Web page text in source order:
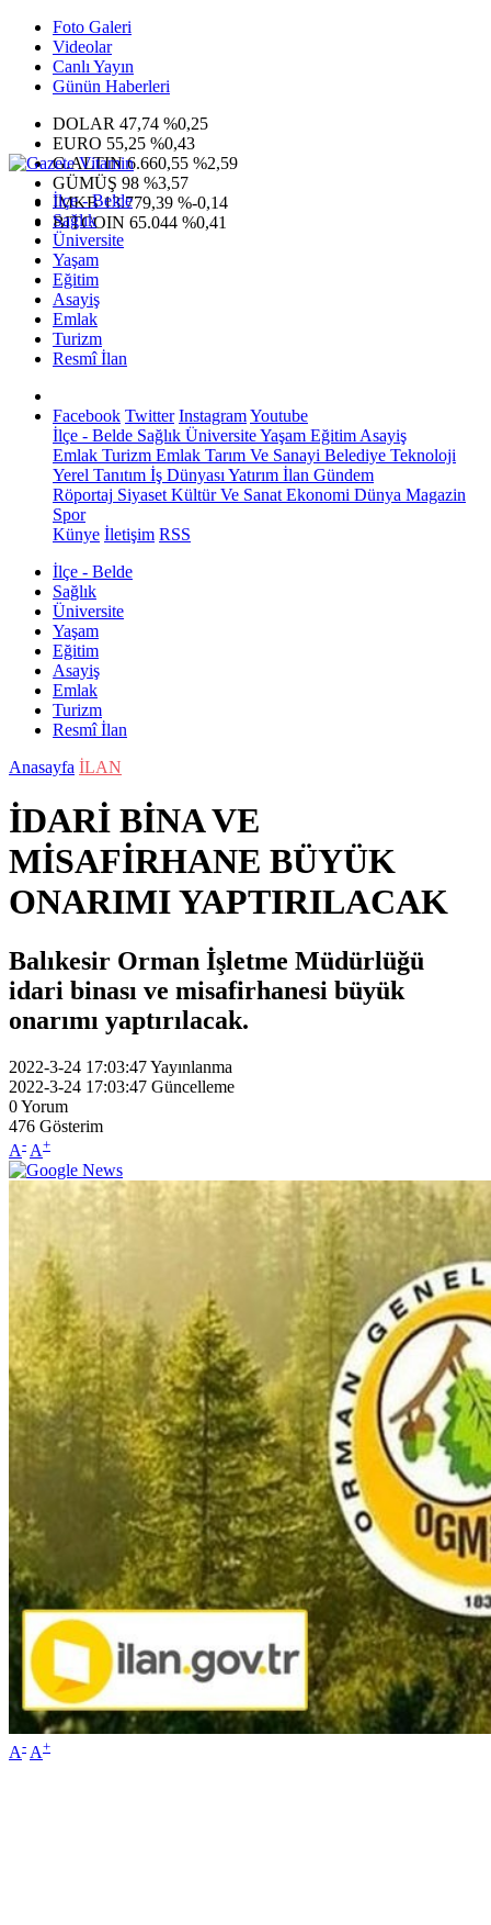
Foto Galeri
Videolar
Canlı Yayın
Günün Haberleri
DOLAR 47,74 %0,25
EURO 55,25 %0,43
G.ALTIN6.660,55 %2,59
GÜMÜŞ 98 %3,57
IMKB13.779,39 %-0,14
BITCOIN 65.044 %0,41
İlçe - Belde
Sağlık
Üniversite
Yaşam
Eğitim
Asayiş
Emlak
Turizm
Resmî İlan
Facebook Twitter InstagramYoutube
İlçe - Belde Sağlık ÜniversiteYaşam Eğitim Asayiş
Emlak Turizm Emlak Tarım Ve Sanayi Belediye Teknoloji
Yerel Tanıtım İş Dünyası Yatırım İlan Gündem
Röportaj Siyaset Kültür Ve Sanat Ekonomi Dünya Magazin
Spor
Künye İletişim RSS
İlçe - Belde
Sağlık
Üniversite
Yaşam
Eğitim
Asayiş
Emlak
Turizm
Resmî İlan
Anasayfa İLAN
İDARİ BİNA VE
MİSAFİRHANE BÜYÜK
ONARIMI YAPTIRILACAK
Balıkesir Orman İşletme Müdürlüğü
idari binası ve misafirhanesi büyük
onarımı yaptırılacak.
2022-3-24 17:03:47Yayınlanma
2022-3-24 17:03:47 Güncelleme
0Yorum
476 Gösterim
A- A+
A- A+